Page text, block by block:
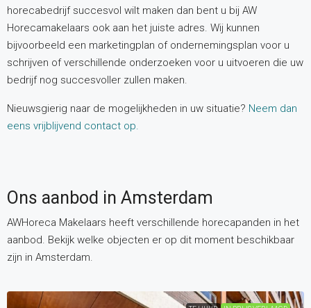
horecabedrijf succesvol wilt maken dan bent u bij AW
Horecamakelaars ook aan het juiste adres. Wij kunnen
bijvoorbeeld een marketingplan of ondernemingsplan voor u
schrijven of verschillende onderzoeken voor u uitvoeren die uw
bedrijf nog succesvoller zullen maken.
Nieuwsgierig naar de mogelijkheden in uw situatie? Neem dan
eens vrijblijvend contact op.
Ons aanbod in Amsterdam
AWHoreca Makelaars heeft verschillende horecapanden in het
aanbod. Bekijk welke objecten er op dit moment beschikbaar
zijn in Amsterdam.